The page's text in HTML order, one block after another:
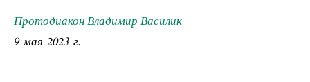
Протодиакон Владимир Василик
9 мая 2023 г.